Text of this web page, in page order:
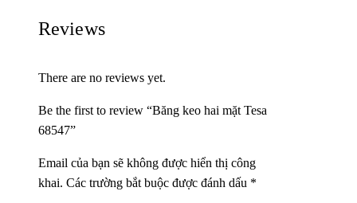
Reviews
There are no reviews yet.
Be the first to review “Băng keo hai mặt Tesa
68547”
Email của bạn sẽ không được hiển thị công
khai. Các trường bắt buộc được đánh dấu *